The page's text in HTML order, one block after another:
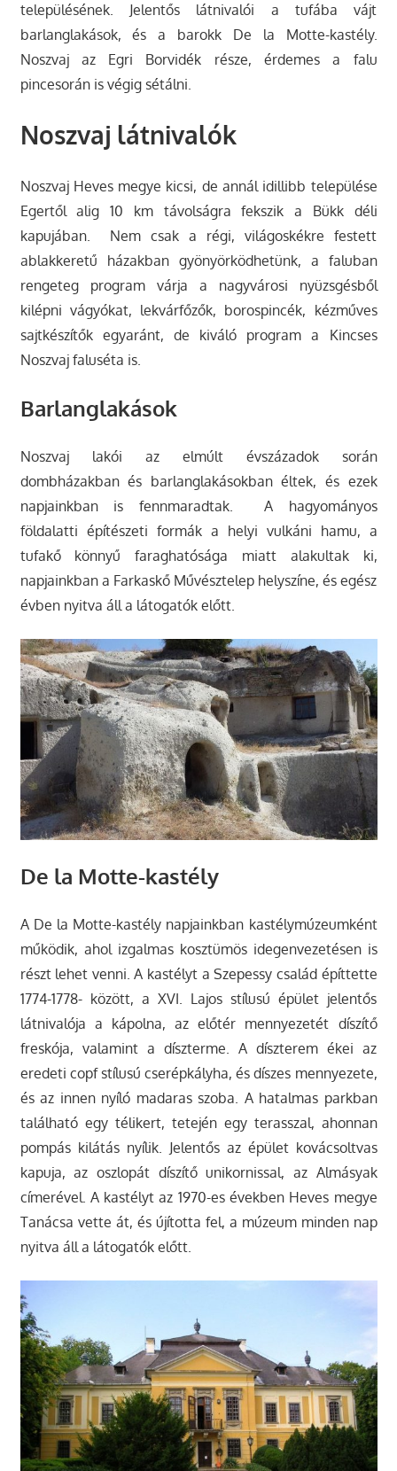
településének. Jelentős látnivalói a tufába vájt
barlanglakások, és a barokk De la Motte-kastély.
Noszvaj az Egri Borvidék része, érdemes a falu
pincesorán is végig sétálni.
Noszvaj látnivalók
Noszvaj Heves megye kicsi, de annál idillibb települése
Egertől alig 10 km távolságra fekszik a Bükk déli
kapujában. Nem csak a régi, világoskékre festett
ablakkeretű házakban gyönyörködhetünk, a faluban
rengeteg program várja a nagyvárosi nyüzsgésből
kilépni vágyókat, lekvárfőzők, borospincék, kézműves
sajtkészítők egyaránt, de kiváló program a Kincses
Noszvaj faluséta is.
Barlanglakások
Noszvaj lakói az elmúlt évszázadok során
dombházakban és barlanglakásokban éltek, és ezek
napjainkban is fennmaradtak. A hagyományos
földalatti építészeti formák a helyi vulkáni hamu, a
tufakő könnyű faraghatósága miatt alakultak ki,
napjainkban a Farkaskő Művésztelep helyszíne, és egész
évben nyitva áll a látogatók előtt.
De la Motte-kastély
A De la Motte-kastély napjainkban kastélymúzeumként
működik, ahol izgalmas kosztümös idegenvezetésen is
részt lehet venni. A kastélyt a Szepessy család építtette
1774-1778- között, a XVI. Lajos stílusú épület jelentős
látnivalója a kápolna, az előtér mennyezetét díszítő
freskója, valamint a díszterme. A díszterem ékei az
eredeti copf stílusú cserépkályha, és díszes mennyezete,
és az innen nyíló madaras szoba. A hatalmas parkban
található egy télikert, tetején egy terasszal, ahonnan
pompás kilátás nyílik. Jelentős az épület kovácsoltvas
kapuja, az oszlopát díszítő unikornissal, az Almásyak
címerével. A kastélyt az 1970-es években Heves megye
Tanácsa vette át, és újította fel, a múzeum minden nap
nyitva áll a látogatók előtt.